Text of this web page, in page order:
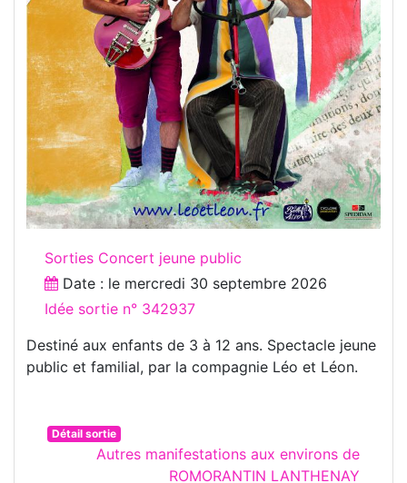
Sorties Concert jeune public
Date : le mercredi 30 septembre 2026
Idée sortie n° 342937
Destiné aux enfants de 3 à 12 ans. Spectacle jeune
public et familial, par la compagnie Léo et Léon.
Détail sortie
Autres manifestations aux environs de
ROMORANTIN LANTHENAY